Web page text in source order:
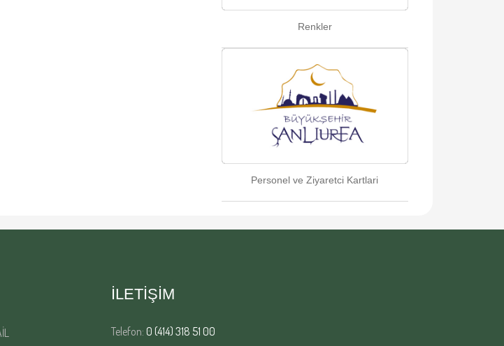
Renkler
Personel ve Ziyaretci Kartlari
İLETİŞİM
Telefon: 0 (414) 318 51 00